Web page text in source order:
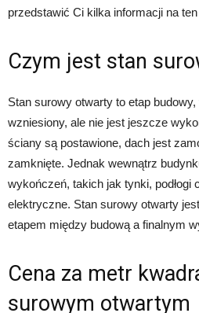
przedstawić Ci kilka informacji na
Czym jest stan
Stan surowy otwarty to etap
wzniesiony, ale nie jest jeszcze
ściany są postawione, dach jest
zamknięte. Jednak wewnątrz
wykończeń, takich jak tynki, podłogi
elektryczne. Stan surowy otwarty
etapem między budową a finalnym
Cena za metr
surowym otwartym